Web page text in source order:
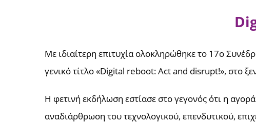
Με ιδιαίτερη επιτυχία ολοκληρώθηκε το 17ο
γενικό τίτλο «Digital reboot: Act and disrupt!», στο
Η φετινή εκδήλωση εστίασε στο γεγονός ότι η
αναδιάρθρωση του τεχνολογικού, επενδυτικού,